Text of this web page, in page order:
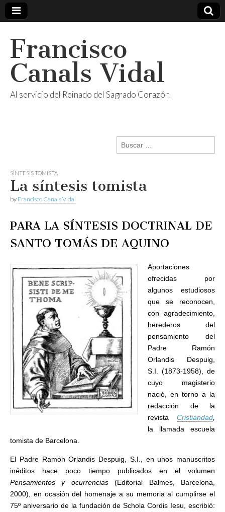
Francisco
Canals Vidal
Al servicio del Reinado del Sagrado Corazón
Buscar:
SÍNTESIS TOMISTA
La síntesis tomista
by Francisco Canals Vidal
PARA LA SÍNTESIS DOCTRINAL DE
SANTO TOMÁS DE AQUINO
Aportaciones
ofrecidas por
algunos estudiosos
que se reconocen,
con agradecimiento,
herederos del
pensamiento del
Padre Ramón
Orlandis Despuig,
S.I. (1873-1958), de
cuyo magisterio
nació, en torno a la
redacción de la
revista Cristiandad
la llamada escuela
tomista de Barcelona.
El Padre Ramón Orlandis Despuig, S.I., en unos manuscritos
inéditos hace poco tiempo publicados en el volumen
Pensamientos y ocurrencias(Editorial Balmes, Barcelona,
2000), en ocasión del homenaje a su memoria al cumplirse el
75º aniversario de la fundación de Schola Cordis Iesu, escribió: